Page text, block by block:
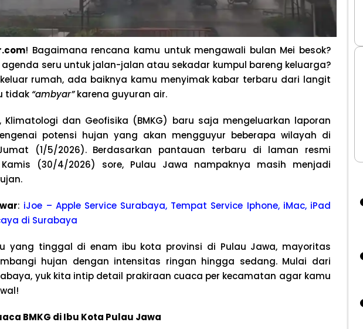
! Bagaimana rencana kamu untuk mengawali bulan Mei besok?
seru untuk jalan-jalan atau sekadar kumpul bareng keluarga?
rumah, ada baiknya kamu menyimak kabar terbaru dari langit
tidak“ambyar”karena guyuran air.
Klimatologi dan Geofisika (BMKG) baru saja mengeluarkan laporan
potensi hujan yang akan mengguyur beberapa wilayah di
(1/5/2026). Berdasarkan pantauan terbaru di laman resmi
(30/4/2026) sore, Pulau Jawa nampaknya masih menjadi
: iJoe – Apple Service Surabaya, Tempat Service Iphone, iMac, iPad
di Surabaya
yang tinggal di enam ibu kota provinsi di Pulau Jawa, mayoritas
hujan dengan intensitas ringan hingga sedang. Mulai dari
yuk kita intip detail prakiraan cuaca per kecamatan agar kamu
BMKG di Ibu Kota Pulau Jawa